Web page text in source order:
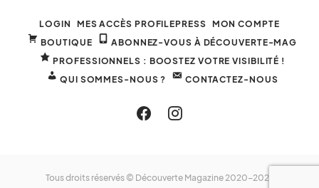
LOGIN MES ACCÈS PROFILEPRESS MON COMPTE
BOUTIQUE
ABONNEZ-VOUS À DÉCOUVERTE-MAG
PROFESSIONNELS : BOOSTEZ VOTRE VISIBILITÉ !
QUI SOMMES-NOUS ?
CONTACTEZ-NOUS
Tous droits réservés © Découverte Magazine 2020-2025